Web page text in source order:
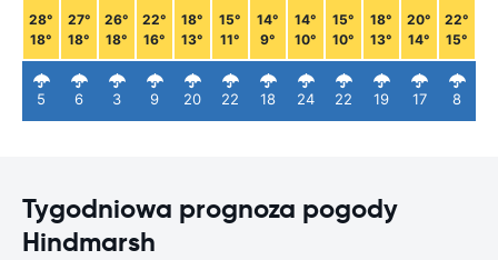
28°
18°
5
27°
18°
6
26°
18°
3
22°
16°
9
18°
13°
20
15°
11°
22
14°
9°
18
14°
10°
24
15°
10°
22
18°
13°
19
20°
14°
17
22°
15°
8
Tygodniowa prognoza pogody
Hindmarsh